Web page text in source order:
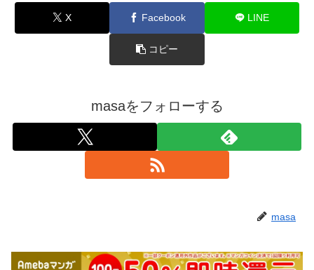
X Facebook LINE
コピー
masaをフォローする
masa